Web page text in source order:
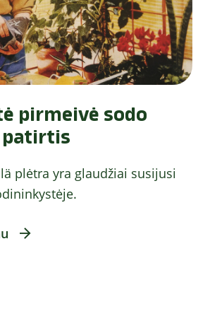
pirmeivė sodo
patirtis
plėtra yra glaudžiai susijusi